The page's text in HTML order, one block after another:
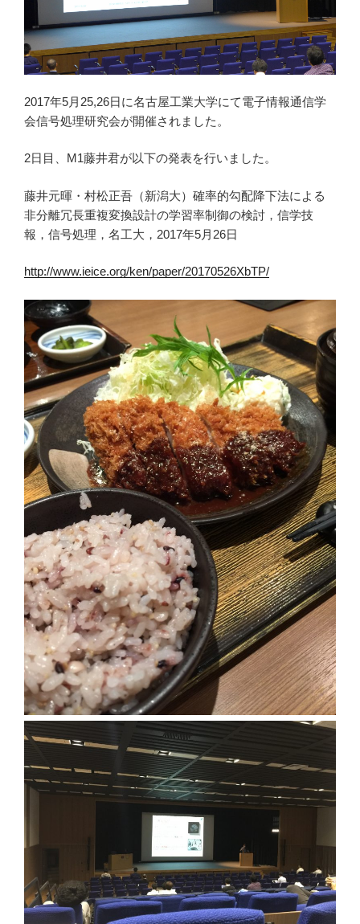
2017年5月25,26日に名古屋工業大学にて電子情報通信学
会信号処理研究会が開催されました。
2日目、M1藤井君が以下の発表を行いました。
藤井元暉・村松正吾（新潟大）確率的勾配降下法による
非分離冗長重複変換設計の学習率制御の検討，信学技
報，信号処理，名工大，2017年5月26日
http://www.ieice.org/ken/paper/20170526XbTP/